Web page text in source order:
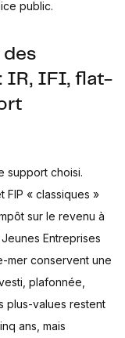
public.
des
IR, IFI, flat-
support choisi.
FIP « classiques »
sur le revenu à
Entreprises
mer conservent une
plafonnée,
plus-values restent
ans, mais